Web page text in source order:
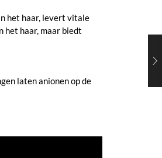
het haar, levert vitale
het haar, maar biedt
laten anionen op de